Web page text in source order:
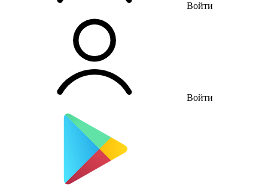
Войти
Войти